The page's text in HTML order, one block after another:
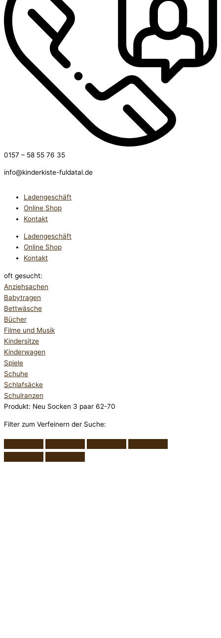
0157 – 58 55 76 35
info@kinderkiste-fuldatal.de
Ladengeschäft
Online Shop
Kontakt
Ladengeschäft
Online Shop
Kontakt
oft gesucht:
Anziehsachen
Babytragen
Bettwäsche
Bücher
Filme und Musik
Kindersitze
Kinderwagen
Spiele
Schuhe
Schlafsäcke
Schulranzen
Produkt: Neu Socken 3 paar 62-70
Filter zum Verfeinern der Suche: